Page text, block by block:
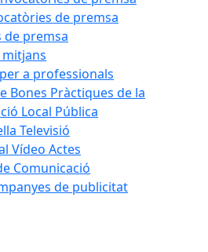
de premsa
de premsa
mitjans
a professionals
Bones Pràctiques de la
Local Pública
Televisió
Vídeo Actes
Comunicació
de publicitat